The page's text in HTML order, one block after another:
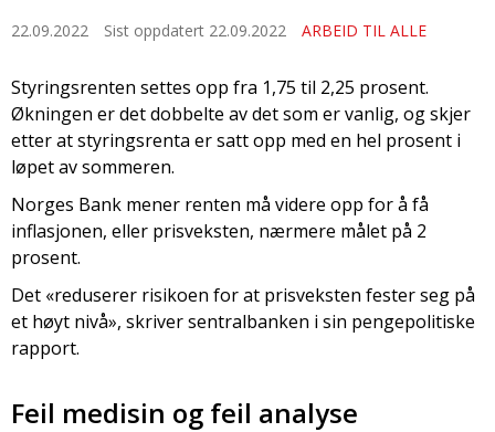
22.09.2022 Sist oppdatert 22.09.2022 ARBEID TIL ALLE
Styringsrenten settes opp fra 1,75 til 2,25 prosent.
Økningen er det dobbelte av det som er vanlig, og skjer
etter at styringsrenta er satt opp med en hel prosent i
løpet av sommeren.
Norges Bank mener renten må videre opp for å få
inflasjonen, eller prisveksten, nærmere målet på 2
prosent.
Det «reduserer risikoen for at prisveksten fester seg på
et høyt nivå», skriver sentralbanken i sin pengepolitiske
rapport.
Feil medisin og feil analyse